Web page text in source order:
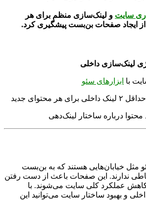
سایت و لینک‌سازی منظم برای هر
از ایجاد صفحات بن‌بست پیشگیری کرد.
لینک‌سازی داخلی
با ابزارهای سئو
هر محتوای جدید
محتوا درباره ساختار لینک‌دهی
خیابان‌هایی هستند که به بن‌بست
ندارند. این صفحات باعث از دست رفتن
عملکرد کلی سایت می‌شوند. با
و بهبود ساختار سایت می‌توانید این